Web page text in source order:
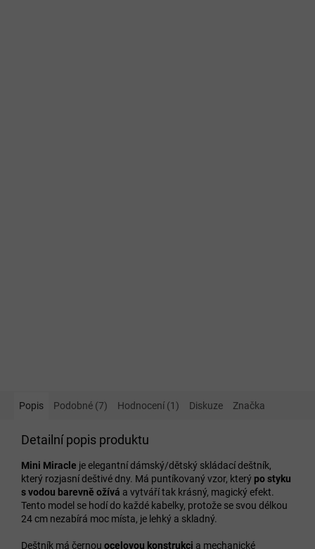
Popis Podobné (7) Hodnocení (1) Diskuze Značka
Detailní popis produktu
Mini Miracle je elegantní dámský/dětský skládací deštník,
který rozjasní deštivé dny. Má puntíkovaný vzor, který po styku
s vodou barevně ožívá a vytváří tak krásný, magický efekt.
Tento model se hodí do každé kabelky, protože se svou délkou
24 cm nezabírá moc místa, je lehký a skladný.
Deštník má černou ocelovou konstrukci a mechanické